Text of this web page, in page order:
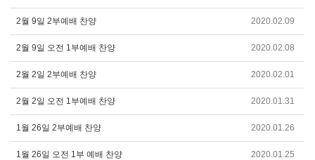
2월 9일 2부예배 찬양 2020.02.09
2월 9일 오전 1부예배 찬양 2020.02.08
2월 2일 2부예배 찬양 2020.02.01
2월 2일 오전 1부예배 찬양 2020.01.31
1월 26일 2부예배 찬양 2020.01.26
1월 26일 오전 1부 예배 찬양 2020.01.25